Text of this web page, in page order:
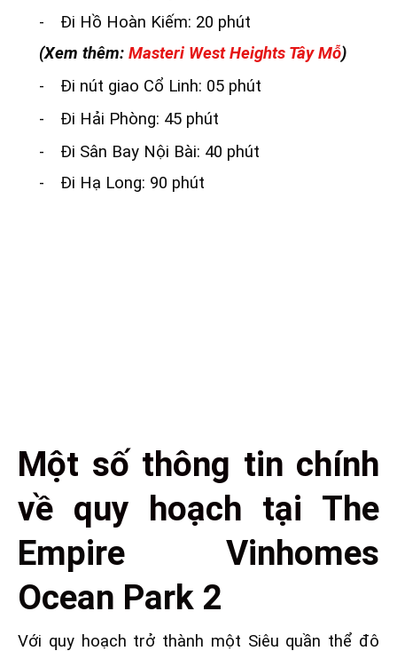
-
Đi Hồ Hoàn Kiếm: 20 phút
(Xem thêm: Masteri West Heights Tây Mỗ)
-
Đi nút giao Cổ Linh: 05 phút
-
Đi Hải Phòng: 45 phút
-
Đi Sân Bay Nội Bài: 40 phút
-
Đi Hạ Long: 90 phút
Một số thông tin chính
về quy hoạch tại The
Empire Vinhomes
Ocean Park 2
Với quy hoạch trở thành một Siêu quần thể đô